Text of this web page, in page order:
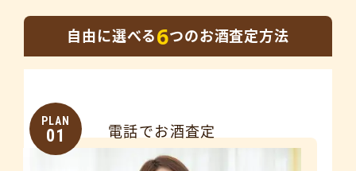
自由に選べる6つのお酒査定方法
PLAN
01 電話でお酒査定